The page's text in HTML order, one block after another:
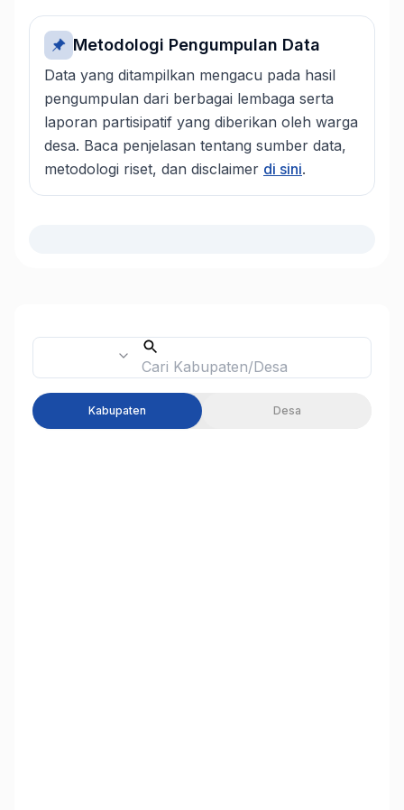
Metodologi Pengumpulan Data
Data yang ditampilkan mengacu pada hasil
pengumpulan dari berbagai lembaga serta
laporan partisipatif yang diberikan oleh warga
desa. Baca penjelasan tentang sumber data,
metodologi riset, dan disclaimer di sini.
Kabupaten Desa